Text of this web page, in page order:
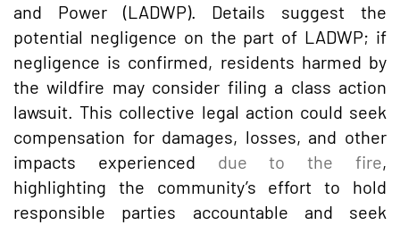
and Power (LADWP). Details suggest the
potential negligence on the part of LADWP; if
negligence is confirmed, residents harmed by
the wildfire may consider filing a class action
lawsuit. This collective legal action could seek
compensation for damages, losses, and other
impacts experienced due to the fire,
highlighting the community’s effort to hold
responsible parties accountable and seek